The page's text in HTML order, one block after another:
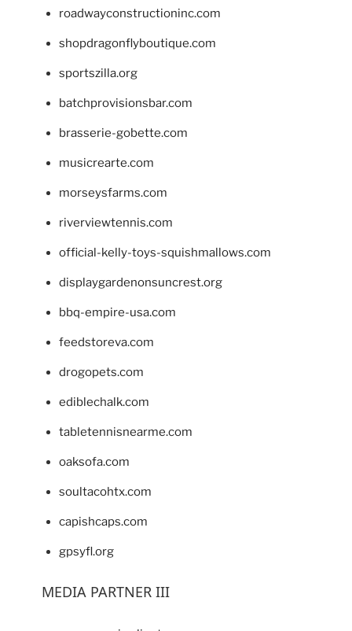
roadwayconstructioninc.com
shopdragonflyboutique.com
sportszilla.org
batchprovisionsbar.com
brasserie-gobette.com
musicrearte.com
morseysfarms.com
riverviewtennis.com
official-kelly-toys-squishmallows.com
displaygardenonsuncrest.org
bbq-empire-usa.com
feedstoreva.com
drogopets.com
ediblechalk.com
tabletennisnearme.com
oaksofa.com
soultacohtx.com
capishcaps.com
gpsyfl.org
MEDIA PARTNER III